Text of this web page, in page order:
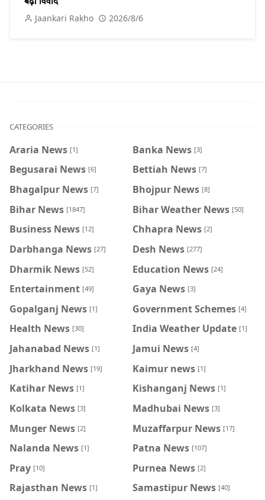
Jaankari Rakho 2026/8/6
CATEGORIES
Araria News [1] Banka News [3]
Begusarai News [6] Bettiah News [7]
Bhagalpur News [7] Bhojpur News [8]
Bihar News [1847] Bihar Weather News [50]
Business News [12] Chhapra News [2]
Darbhanga News [27] Desh News [277]
Dharmik News [52] Education News [24]
Entertainment [49] Gaya News [3]
Gopalganj News [1] Government Schemes [4]
Health News [30] India Weather Update [1]
Jahanabad News [1] Jamui News [4]
Jharkhand News [19] Kaimur news [1]
Katihar News [1] Kishanganj News [1]
Kolkata News [3] Madhubai News [3]
Munger News [2] Muzaffarpur News [17]
Nalanda News [1] Patna News [107]
Pray [10] Purnea News [2]
Rajasthan News [1] Samastipur News [40]